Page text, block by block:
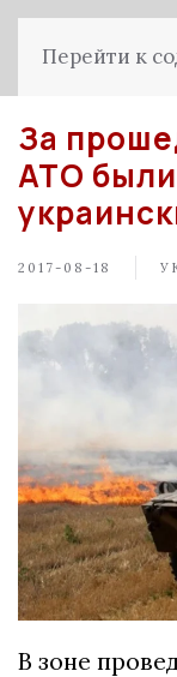
Перейти к
За
АТО
2017-08-18
В зоне